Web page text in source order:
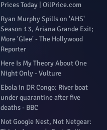
Prices Today | OilPrice.com
Ryan Murphy Spills on 'AHS'
Season 13, Ariana Grande Exit;
More 'Glee' - The Hollywood
Reporter
Here Is My Theory About One
Night Only - Vulture
Ebola in DR Congo: River boat
under quarantine after five
deaths - BBC
Not Google Nest, Not Netgear: